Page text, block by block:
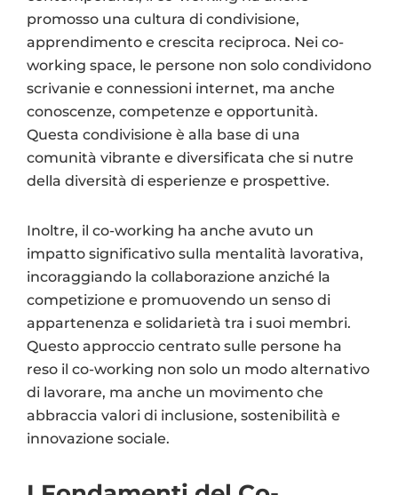
promosso una cultura di condivisione,
apprendimento e crescita reciproca. Nei co-
working space, le persone non solo condividono
scrivanie e connessioni internet, ma anche
conoscenze, competenze e opportunità.
Questa condivisione è alla base di una
comunità vibrante e diversificata che si nutre
della diversità di esperienze e prospettive.
Inoltre, il co-working ha anche avuto un
impatto significativo sulla mentalità lavorativa,
incoraggiando la collaborazione anziché la
competizione e promuovendo un senso di
appartenenza e solidarietà tra i suoi membri.
Questo approccio centrato sulle persone ha
reso il co-working non solo un modo alternativo
di lavorare, ma anche un movimento che
abbraccia valori di inclusione, sostenibilità e
innovazione sociale.